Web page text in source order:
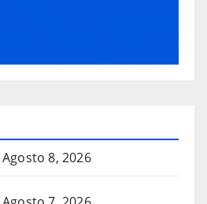
Agosto 8, 2026